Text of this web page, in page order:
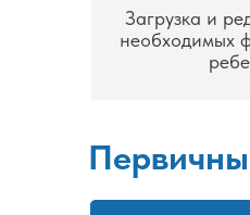
Загрузка и
необходимых